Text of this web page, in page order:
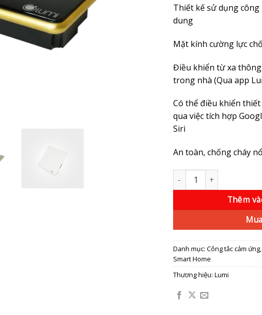
Thiết kế sử dụng
dung
Mặt kính cường lực
Điều khiển từ xa
trong nhà (Qua app
Có thể điều khiển
qua việc tích hợp
Siri
An toàn, chống cháy nổ
Công tắc chiết áp 2 nút số
Thêm
Danh mục: Công tắc cảm ứng,
Smart Home
Thương hiệu: Lumi